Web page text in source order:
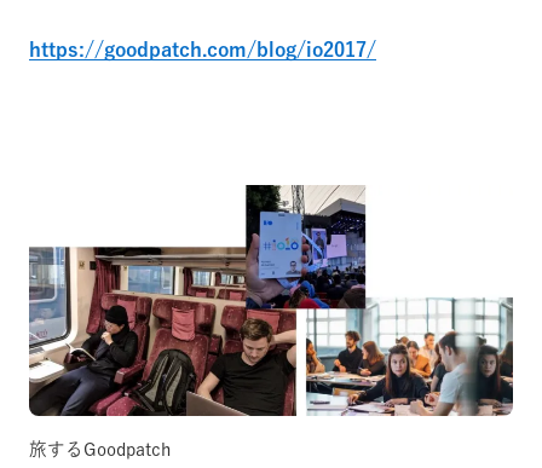
https://goodpatch.com/blog/io2017/
旅するGoodpatch